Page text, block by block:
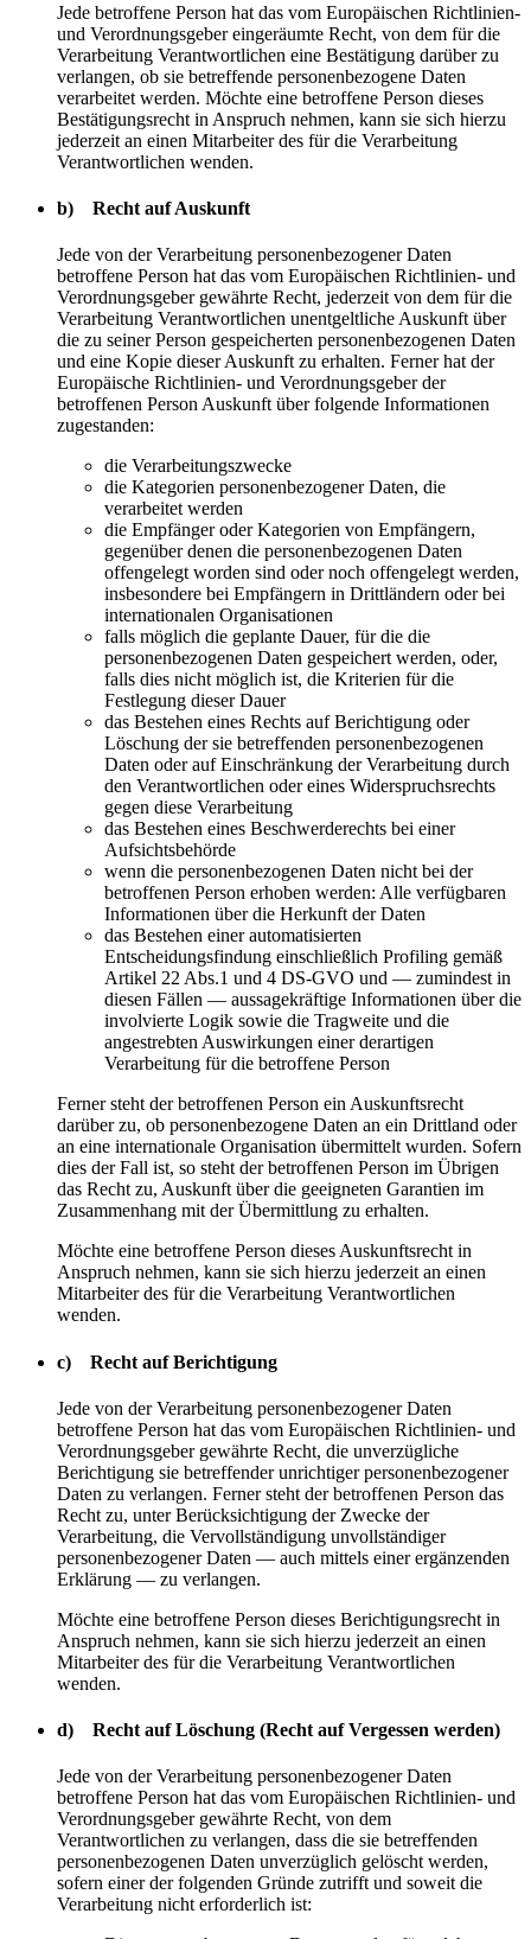
Jede betroffene Person hat das vom Europäischen Richtlinien-
und Verordnungsgeber eingeräumte Recht, von dem für die
Verarbeitung Verantwortlichen eine Bestätigung darüber zu
verlangen, ob sie betreffende personenbezogene Daten
verarbeitet werden. Möchte eine betroffene Person dieses
Bestätigungsrecht in Anspruch nehmen, kann sie sich hierzu
jederzeit an einen Mitarbeiter des für die Verarbeitung
Verantwortlichen wenden.
b) Recht auf Auskunft
Jede von der Verarbeitung personenbezogener Daten
betroffene Person hat das vom Europäischen Richtlinien- und
Verordnungsgeber gewährte Recht, jederzeit von dem für die
Verarbeitung Verantwortlichen unentgeltliche Auskunft über
die zu seiner Person gespeicherten personenbezogenen Daten
und eine Kopie dieser Auskunft zu erhalten. Ferner hat der
Europäische Richtlinien- und Verordnungsgeber der
betroffenen Person Auskunft über folgende Informationen
zugestanden:
die Verarbeitungszwecke
die Kategorien personenbezogener Daten, die
verarbeitet werden
die Empfänger oder Kategorien von Empfängern,
gegenüber denen die personenbezogenen Daten
offengelegt worden sind oder noch offengelegt werden,
insbesondere bei Empfängern in Drittländern oder bei
internationalen Organisationen
falls möglich die geplante Dauer, für die die
personenbezogenen Daten gespeichert werden, oder,
falls dies nicht möglich ist, die Kriterien für die
Festlegung dieser Dauer
das Bestehen eines Rechts auf Berichtigung oder
Löschung der sie betreffenden personenbezogenen
Daten oder auf Einschränkung der Verarbeitung durch
den Verantwortlichen oder eines Widerspruchsrechts
gegen diese Verarbeitung
das Bestehen eines Beschwerderechts bei einer
Aufsichtsbehörde
wenn die personenbezogenen Daten nicht bei der
betroffenen Person erhoben werden: Alle verfügbaren
Informationen über die Herkunft der Daten
das Bestehen einer automatisierten
Entscheidungsfindung einschließlich Profiling gemäß
Artikel 22 Abs.1 und 4 DS-GVO und — zumindest in
diesen Fällen — aussagekräftige Informationen über die
involvierte Logik sowie die Tragweite und die
angestrebten Auswirkungen einer derartigen
Verarbeitung für die betroffene Person
Ferner steht der betroffenen Person ein Auskunftsrecht
darüber zu, ob personenbezogene Daten an ein Drittland oder
an eine internationale Organisation übermittelt wurden. Sofern
dies der Fall ist, so steht der betroffenen Person im Übrigen
das Recht zu, Auskunft über die geeigneten Garantien im
Zusammenhang mit der Übermittlung zu erhalten.
Möchte eine betroffene Person dieses Auskunftsrecht in
Anspruch nehmen, kann sie sich hierzu jederzeit an einen
Mitarbeiter des für die Verarbeitung Verantwortlichen
wenden.
c) Recht auf Berichtigung
Jede von der Verarbeitung personenbezogener Daten
betroffene Person hat das vom Europäischen Richtlinien- und
Verordnungsgeber gewährte Recht, die unverzügliche
Berichtigung sie betreffender unrichtiger personenbezogener
Daten zu verlangen. Ferner steht der betroffenen Person das
Recht zu, unter Berücksichtigung der Zwecke der
Verarbeitung, die Vervollständigung unvollständiger
personenbezogener Daten — auch mittels einer ergänzenden
Erklärung — zu verlangen.
Möchte eine betroffene Person dieses Berichtigungsrecht in
Anspruch nehmen, kann sie sich hierzu jederzeit an einen
Mitarbeiter des für die Verarbeitung Verantwortlichen
wenden.
d) Recht auf Löschung (Recht auf Vergessen werden)
Jede von der Verarbeitung personenbezogener Daten
betroffene Person hat das vom Europäischen Richtlinien- und
Verordnungsgeber gewährte Recht, von dem
Verantwortlichen zu verlangen, dass die sie betreffenden
personenbezogenen Daten unverzüglich gelöscht werden,
sofern einer der folgenden Gründe zutrifft und soweit die
Verarbeitung nicht erforderlich ist: